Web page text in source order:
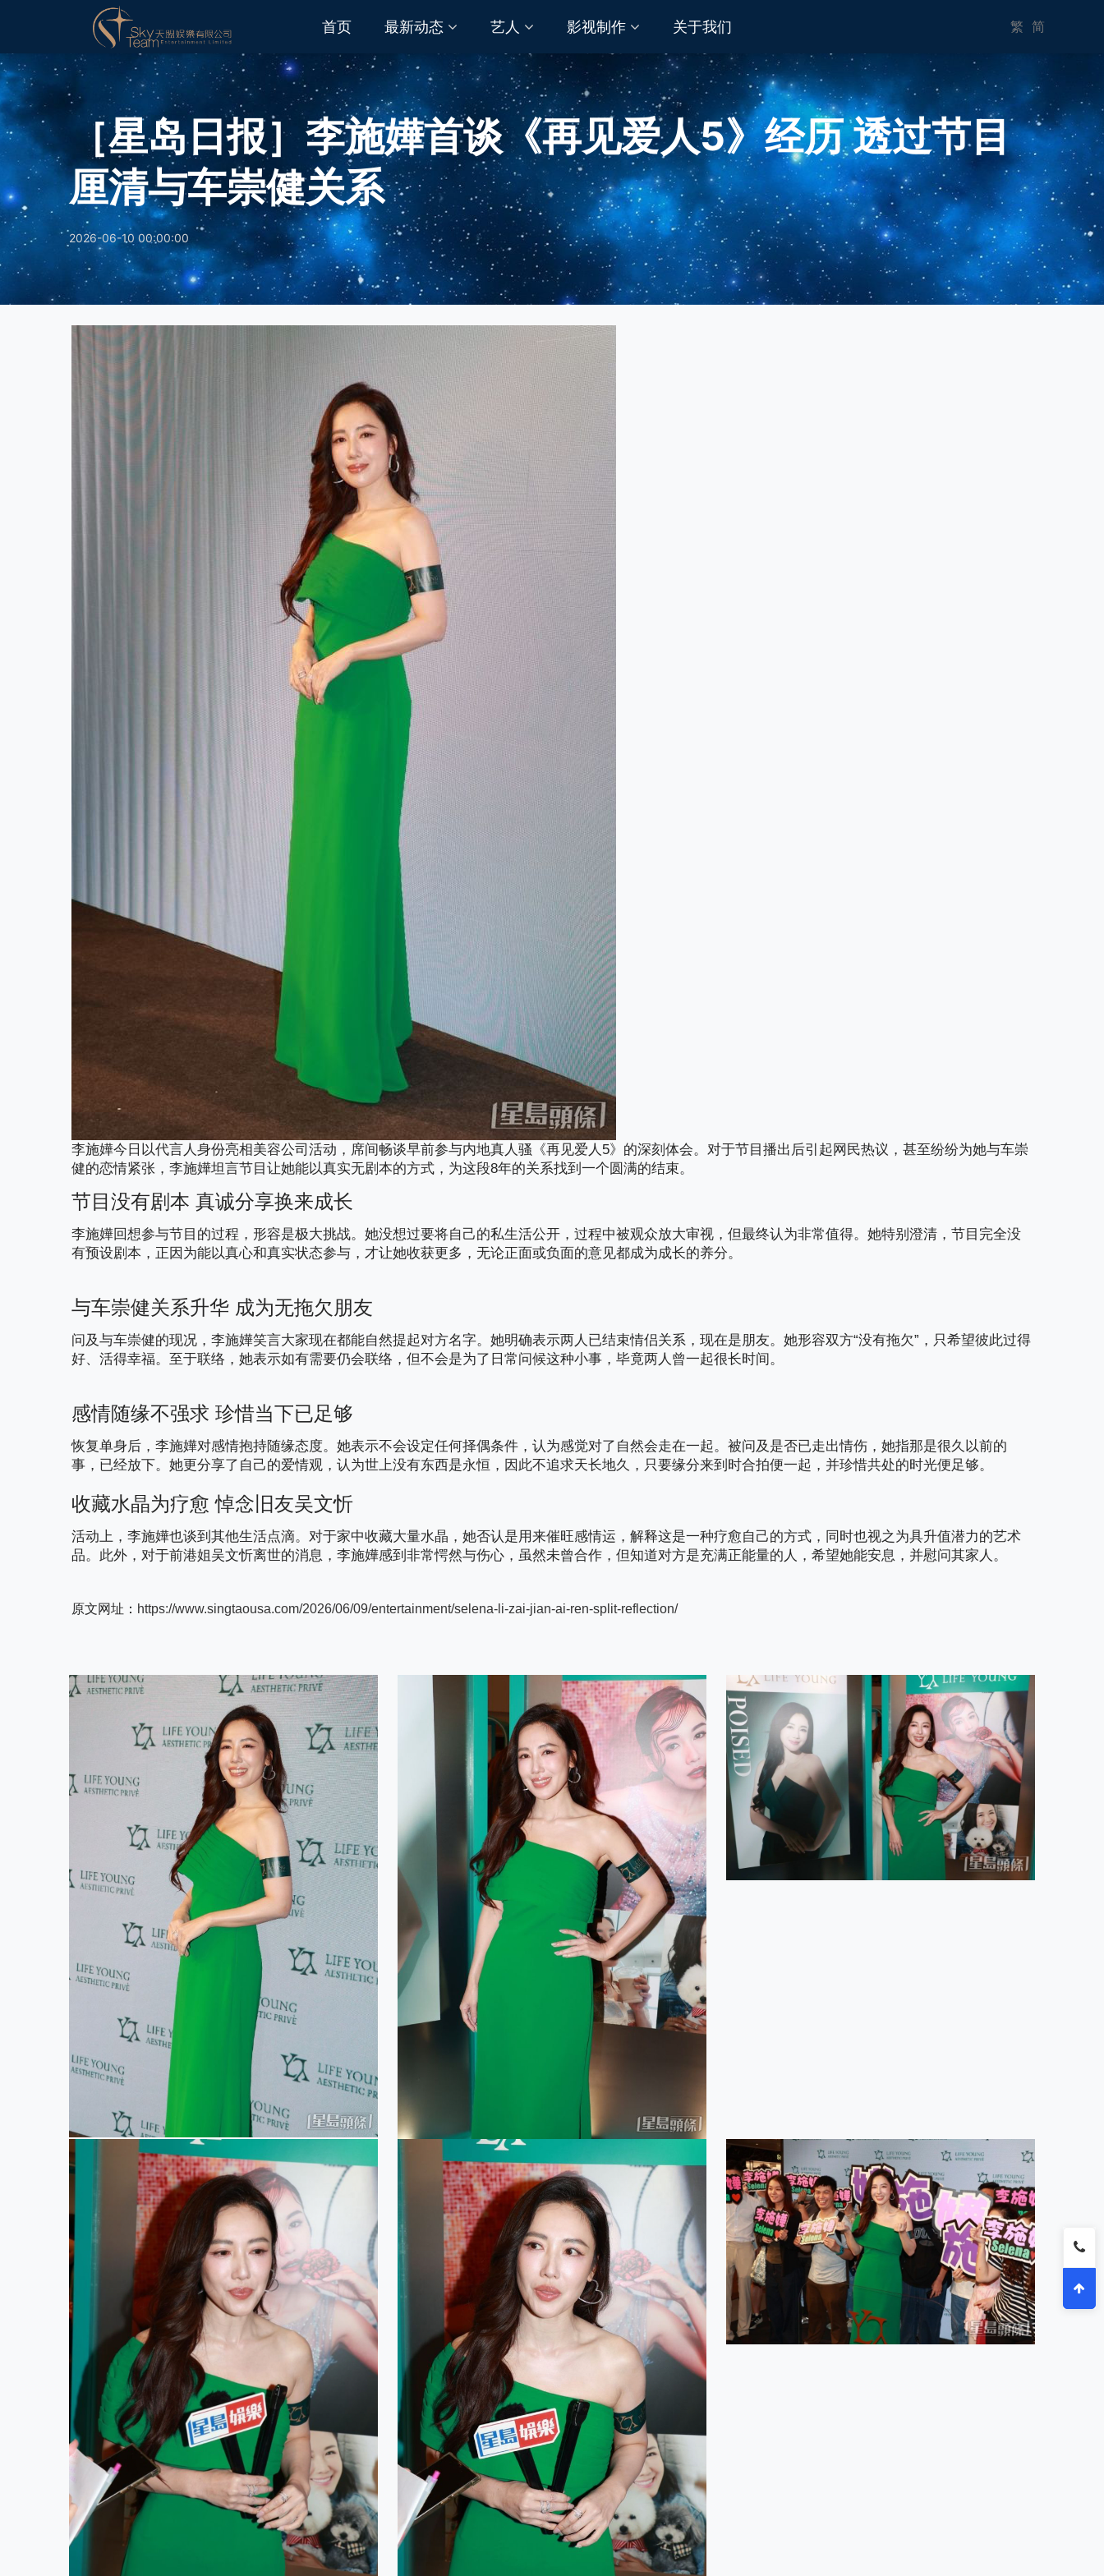
首页 最新动态 艺人 影视制作 关于我们 繁 简
［星岛日报］李施嬅首谈《再见爱人5》经历 透过节目
厘清与车崇健关系
2026-06-10 00:00:00
李施嬅今日以代言人身份亮相美容公司活动，席间畅谈早前参与内地真人骚《再见爱人 5》的深刻体会。对于节目播出后引起网民热议，甚至纷纷为她与车崇
健的恋情紧张，李施嬅坦言节目让她能以真实无剧本的方式，为这段8年的关系找到一个圆满的结束。
节目没有剧本 真诚分享换来成长
李施嬅回想参与节目的过程，形容是极大挑战。她没想过要将自己的私生活公开，过程中被观众放大审视，但最终认为非常值得。她特别澄清，节目完全没
有预设剧本，正因为能以真心和真实状态参与，才让她收获更多，无论正面或负面的意见都成为成长的养分。
与车崇健关系升华 成为无拖欠朋友
问及与车崇健的现况，李施嬅笑言大家现在都能自然提起对方名字。她明确表示两人已结束情侣关系，现在是朋友。她形容双方“没有拖欠” ，只希望彼此过得
好、活得幸福。至于联络，她表示如有需要仍会联络，但不会是为了日常问候这种小事，毕竟两人曾一起很长时间。
感情随缘不强求 珍惜当下已足够
恢复单身后，李施嬅对感情抱持随缘态度。她表示不会设定任何择偶条件，认为感觉对了自然会走在一起。被问及是否已走出情伤，她指那是很久以前的
事，已经放下。她更分享了自己的爱情观，认为世上没有东西是永恒，因此不追求天长地久，只要缘分来到时合拍便一起，并珍惜共处的时光便足够。
收藏水晶为疗愈 悼念旧友吴文忻
活动上，李施嬅也谈到其他生活点滴。对于家中收藏大量水晶，她否认是用来催旺感情运，解释这是一种疗愈自己的方式，同时也视之为具升值潜力的艺术
品。此外，对于前港姐吴文忻离世的消息，李施嬅感到非常愕然与伤心，虽然未曾合作，但知道对方是充满正能量的人，希望她能安息，并慰问其家人。
原文网址 ： https://www.singtaousa.com/2026/06/09/entertainment/selena-li-zai-jian-ai-ren-split-reflection/